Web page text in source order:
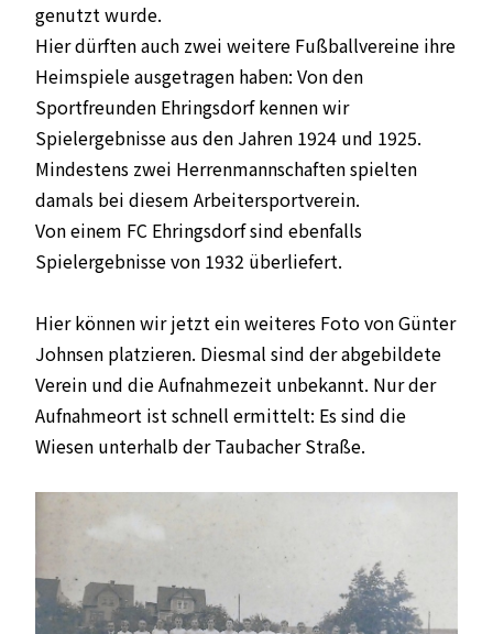
genutzt wurde.
Hier dürften auch zwei weitere Fußballvereine ihre
Heimspiele ausgetragen haben: Von den
Sportfreunden Ehringsdorf kennen wir
Spielergebnisse aus den Jahren 1924 und 1925.
Mindestens zwei Herrenmannschaften spielten
damals bei diesem Arbeitersportverein.
Von einem FC Ehringsdorf sind ebenfalls
Spielergebnisse von 1932 überliefert.
Hier können wir jetzt ein weiteres Foto von Günter
Johnsen platzieren. Diesmal sind der abgebildete
Verein und die Aufnahmezeit unbekannt. Nur der
Aufnahmeort ist schnell ermittelt: Es sind die
Wiesen unterhalb der Taubacher Straße.